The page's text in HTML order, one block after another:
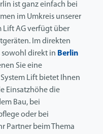
ist ganz einfach bei
im Umkreis unserer
Lift AG verfügt über
Im direkten
sowohl direkt in Berlin
Sie eine
Lift bietet Ihnen
Einsatzhöhe die
Bau, bei
oder bei
Partner beim Thema